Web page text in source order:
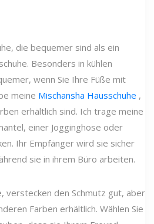
die bequemer sind als ein
Besonders in kühlen
wenn Sie Ihre Füße mit
meine Mischansha Hausschuhe ,
erhältlich sind. Ich trage meine
einer Jogginghose oder
Ihr Empfänger wird sie sicher
sie in ihrem Büro arbeiten.
verstecken den Schmutz gut, aber
Farben erhältlich. Wählen Sie